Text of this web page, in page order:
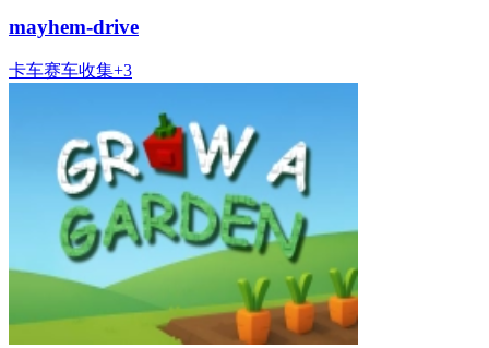
mayhem-drive
卡车赛车收集+3